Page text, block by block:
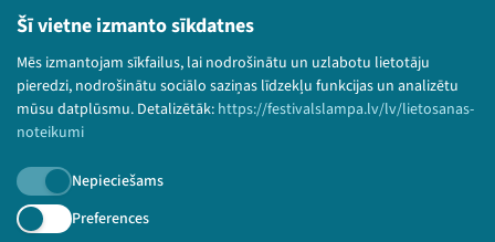
Šī vietne izmanto sīkdatnes
Mēs izmantojam sīkfailus, lai nodrošinātu un uzlabotu lietotāju
pieredzi, nodrošinātu sociālo saziņas līdzekļu funkcijas un analizētu
mūsu datplūsmu. Detalizētāk: https://festivalslampa.lv/lv/lietosanas-
noteikumi
Nepieciešams
Preferences
Lietošanas noteikumi un sīkdatņu politika
Bērnu aizsardzības politika
© 2026 Sarunu festivāls LAMPA Visas tiesības
paturētas.
Piesakies jaunumiem!